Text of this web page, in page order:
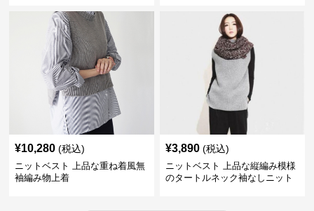
¥10,280 (税込)
ニットベスト 上品な重ね着風無
袖編み物上着
¥3,890 (税込)
ニットベスト 上品な縦編み模様
のタートルネック袖なしニット